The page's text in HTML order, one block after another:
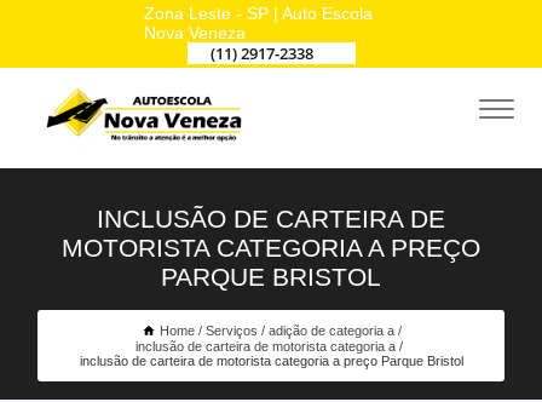
Zona Leste - SP | Auto Escola
Nova Veneza
(11) 2917-2338
INCLUSÃO DE CARTEIRA DE
MOTORISTA CATEGORIA A PREÇO
PARQUE BRISTOL
Home Serviços
adição de categoria a
inclusão de carteira de motorista categoria a
inclusão de carteira de motorista categoria a preço Parque Bristol